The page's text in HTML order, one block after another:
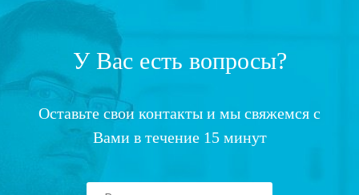
У Вас есть вопросы?
Оставьте свои контакты и мы свяжемся с
Вами в течение 15 минут